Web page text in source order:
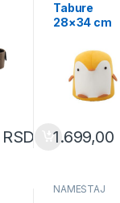
RSD
Tabure
28×34 cm
(PHO8830)
1.699,00
NAMEŠTAJ